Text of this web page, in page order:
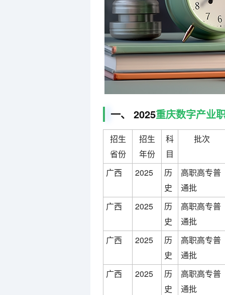
一、 2025重庆数字产业
招生
省份
招生
年份
科
目
批次
广西 2025
历
史
高职高专普
通批
广西
2025
历
史
高职高专普
通批
广西
2025
历
史
高职高专普
通批
广西
2025
历
史
高职高专普
通批